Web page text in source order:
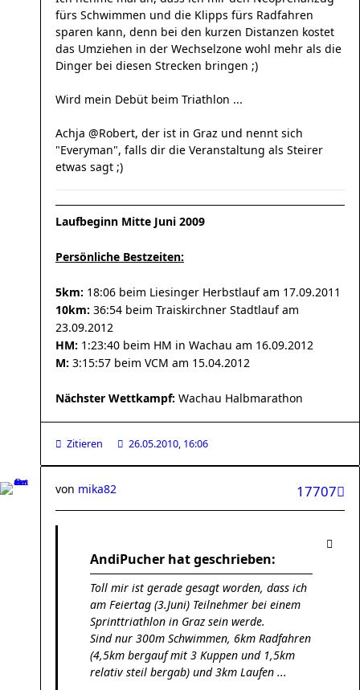
fürs Schwimmen und die Klipps fürs Radfahren
sparen kann, denn bei den kurzen Distanzen kostet
das Umziehen in der Wechselzone wohl mehr als die
Dinger bei diesen Strecken bringen ;)
Wird mein Debüt beim Triathlon ...
Achja @Robert, der ist in Graz und nennt sich
"Everyman", falls dir die Veranstaltung als Steirer
etwas sagt ;)
Laufbeginn Mitte Juni 2009
Persönliche Bestzeiten:
5km: 18:06 beim Liesinger Herbstlauf am 17.09.2011
10km: 36:54 beim Traiskirchner Stadtlauf am
23.09.2012
HM: 1:23:40 beim HM in Wachau am 16.09.2012
M: 3:15:57 beim VCM am 15.04.2012
Nächster Wettkampf: Wachau Halbmarathon
Zitieren 26.05.2010, 16:06
17707
von mika82
AndiPucher hat geschrieben:
Toll mir ist gerade gesagt worden, dass ich
am Feiertag (3.Juni) Teilnehmer bei einem
Sprinttriathlon in Graz sein werde.
Sind nur 300m Schwimmen, 6km Radfahren
(4,5km bergauf mit 3 Kuppen und 1,5km
relativ steil bergab) und 3km Laufen ...